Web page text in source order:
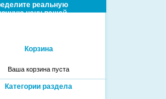
реальную
цену вашей
Корзина
Ваша корзина пуста
Категории раздела